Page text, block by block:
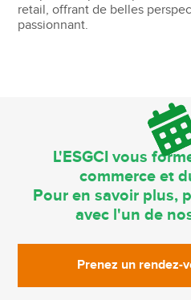
retail, offrant de belles
passionnant.
L'ESGCI vous
commerce et
Pour en savoir plus,
avec l'un de
Prenez un rendez-